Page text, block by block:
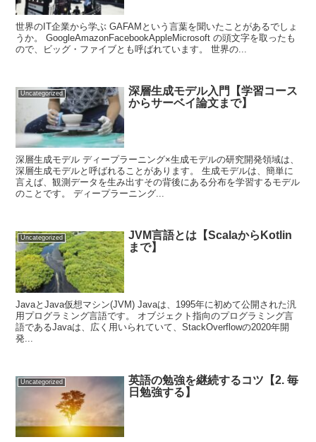
世界のIT企業から学ぶ GAFAMという言葉を聞いたことがあるでしょ
うか。 GoogleAmazonFacebookAppleMicrosoft の頭文字を取ったも
ので、ビッグ・ファイブとも呼ばれています。 世界の...
Uncategorized
深層生成モデル入門【学習コース
からサーベイ論文まで】
深層生成モデル ディープラーニング×生成モデルの研究開発領域は、
深層生成モデルと呼ばれることがあります。 生成モデルは、簡単に
言えば、観測データを生み出すその背後にある分布を学習するモデル
のことです。 ディープラーニング...
Uncategorized
JVM言語とは【ScalaからKotlin
まで】
JavaとJava仮想マシン(JVM) Javaは、1995年に初めて公開された汎
用プログラミング言語です。 オブジェクト指向のプログラミング言
語であるJavaは、広く用いられていて、StackOverflowの2020年開
発...
Uncategorized
英語の勉強を継続するコツ【2. 毎
日勉強する】